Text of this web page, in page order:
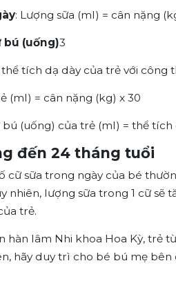
: Lượng sữa (ml) = cân nặng
bú (uống)3
tích dạ dày của trẻ với công
(ml) = cân nặng (kg) x 30
(uống) của trẻ (ml) = thể
đến 24 tháng tuổi
cữ sữa trong ngày của bé
nhiên, lượng sữa trong 1 cữ
trẻ.
hàn lâm Nhi khoa Hoa Kỳ, trẻ
hãy duy trì cho bé bú mẹ bên